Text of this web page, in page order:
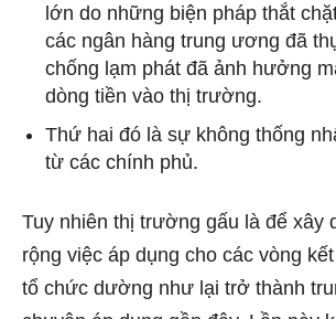
lớn do những biện pháp thắt
các ngân hàng trung ương đã
chống lạm phát đã ảnh hưởng
dòng tiền vào thị trường.
Thứ hai đó là sự không thống
từ các chính phủ.
Tuy nhiên thị trường gấu là để xây
rộng việc áp dụng cho các vòng
tổ chức dường như lại trở thành